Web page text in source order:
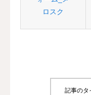
記事のタ